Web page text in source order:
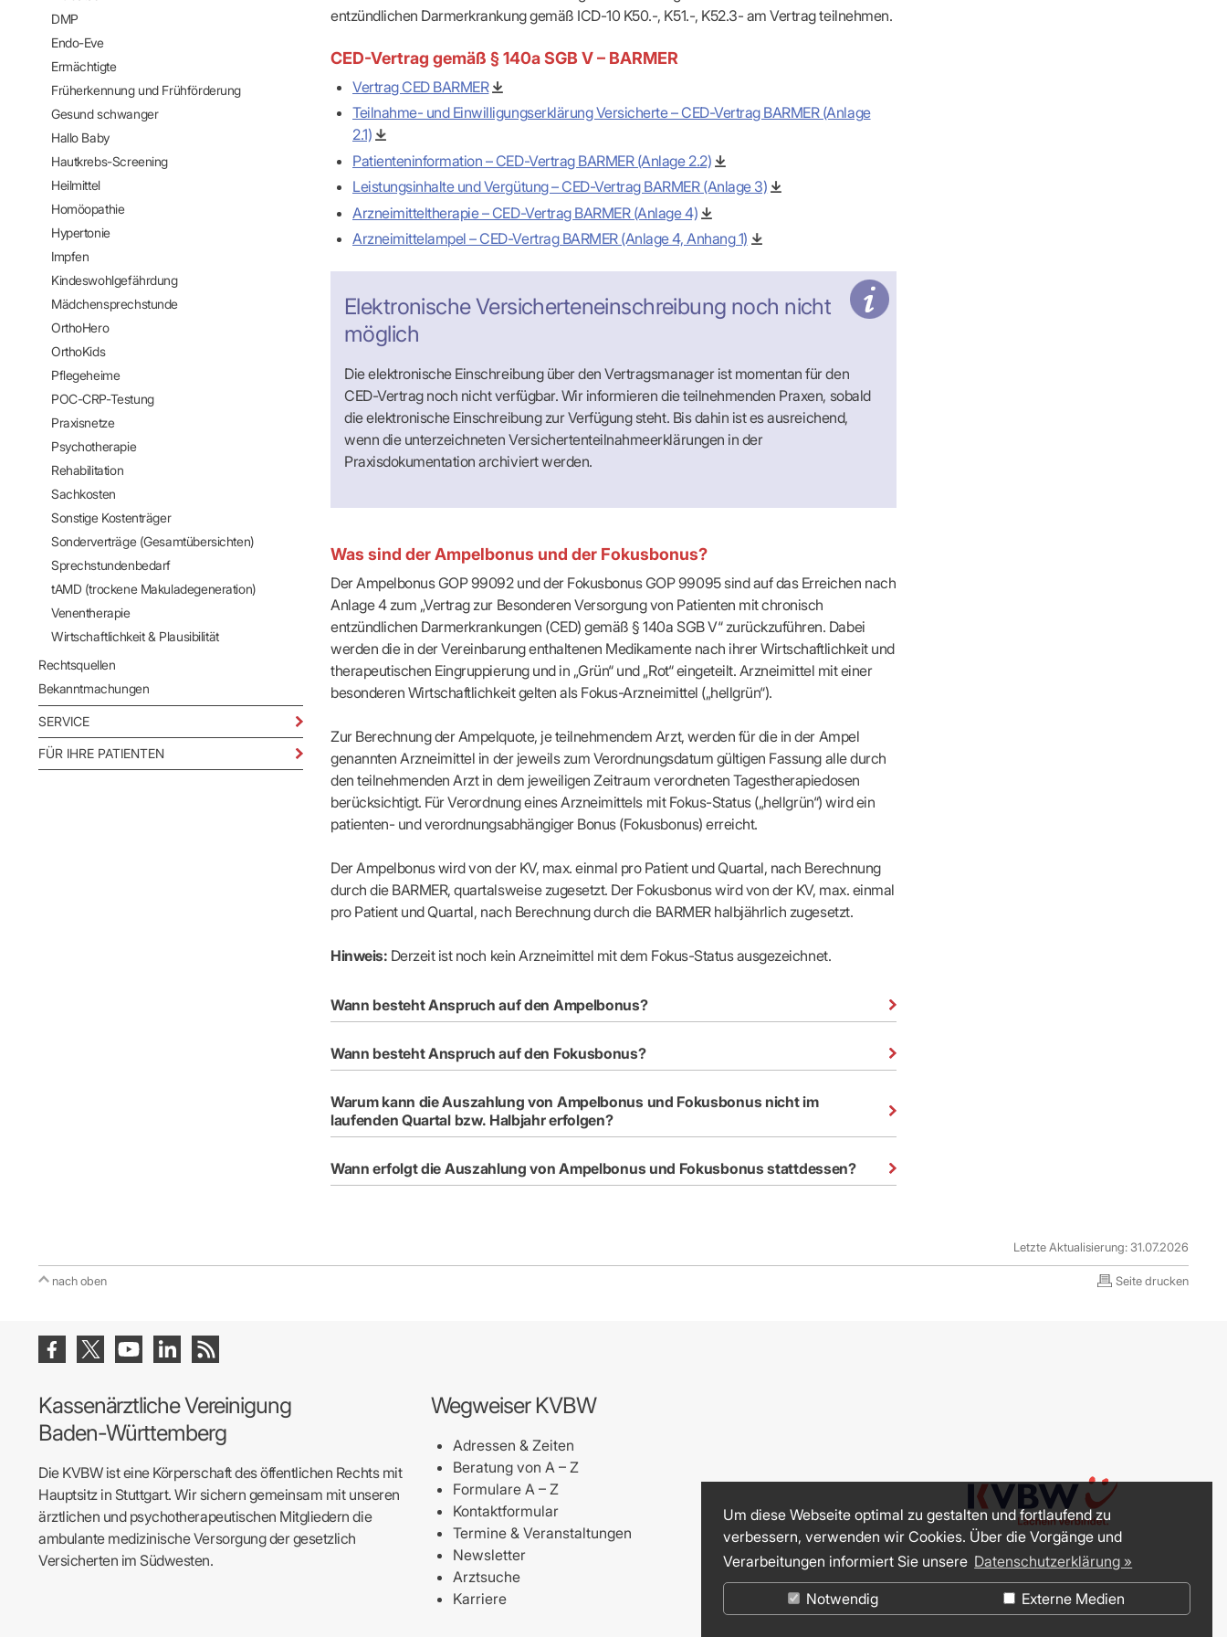
Arbeitsunfähigkeitsbescheinigung (AU)
DMP
Endo-Eve
Ermächtigte
Früherkennung und Frühförderung
Gesund schwanger
Hallo Baby
Hautkrebs-Screening
Heilmittel
Homöopathie
Hypertonie
Impfen
Kindeswohlgefährdung
Mädchensprechstunde
OrthoHero
OrthoKids
Pflegeheime
POC-CRP-Testung
Praxisnetze
Psychotherapie
Rehabilitation
Sachkosten
Sonstige Kostenträger
Sonderverträge (Gesamtübersichten)
Sprechstundenbedarf
tAMD (trockene Makuladegeneration)
Venentherapie
Wirtschaftlichkeit & Plausibilität
Rechtsquellen
Bekanntmachungen
SERVICE
FÜR IHRE PATIENTEN
entzündlichen Darmerkrankung gemäß ICD-10 K50.-, K51.-, K52.3- am Vertrag teilnehmen.
CED-Vertrag gemäß § 140a SGB V – BARMER
Vertrag CED BARMER
Teilnahme- und Einwilligungserklärung Versicherte – CED-Vertrag BARMER (Anlage
2.1)
Patienteninformation – CED-Vertrag BARMER (Anlage 2.2)
Leistungsinhalte und Vergütung – CED-Vertrag BARMER (Anlage 3)
Arzneimitteltherapie – CED-Vertrag BARMER (Anlage 4)
Arzneimittelampel – CED-Vertrag BARMER (Anlage 4, Anhang 1)
Elektronische Versicherteneinschreibung noch nicht
möglich
Die elektronische Einschreibung über den Vertragsmanager ist momentan für den
CED-Vertrag noch nicht verfügbar. Wir informieren die teilnehmenden Praxen, sobald
die elektronische Einschreibung zur Verfügung steht. Bis dahin ist es ausreichend,
wenn die unterzeichneten Versichertenteilnahmeerklärungen in der
Praxisdokumentation archiviert werden.
Was sind der Ampelbonus und der Fokusbonus?
Der Ampelbonus GOP 99092 und der Fokusbonus GOP 99095 sind auf das Erreichen nach
Anlage 4 zum „Vertrag zur Besonderen Versorgung von Patienten mit chronisch
entzündlichen Darmerkrankungen (CED) gemäß § 140a SGB V“ zurückzuführen. Dabei
werden die in der Vereinbarung enthaltenen Medikamente nach ihrer Wirtschaftlichkeit und
therapeutischen Eingruppierung und in „Grün“ und „Rot“ eingeteilt. Arzneimittel mit einer
besonderen Wirtschaftlichkeit gelten als Fokus-Arzneimittel („hellgrün“).
Zur Berechnung der Ampelquote, je teilnehmendem Arzt, werden für die in der Ampel
genannten Arzneimittel in der jeweils zum Verordnungsdatum gültigen Fassung alle durch
den teilnehmenden Arzt in dem jeweiligen Zeitraum verordneten Tagestherapie­dosen
berücksichtigt. Für Verordnung eines Arzneimittels mit Fokus-Status („hellgrün“) wird ein
patienten- und verordnungsabhängiger Bonus (Fokusbonus) erreicht.
Der Ampelbonus wird von der KV, max. einmal pro Patient und Quartal, nach Berechnung
durch die BARMER, quartalsweise zugesetzt. Der Fokusbonus wird von der KV, max. einmal
pro Patient und Quartal, nach Berechnung durch die BARMER halbjährlich zugesetzt.
Hinweis: Derzeit ist noch kein Arzneimittel mit dem Fokus-Status ausgezeichnet.
Wann besteht Anspruch auf den Ampelbonus?
Wann besteht Anspruch auf den Fokusbonus?
Warum kann die Auszahlung von Ampelbonus und Fokusbonus nicht im
laufenden Quartal bzw. Halbjahr erfolgen?
Wann erfolgt die Auszahlung von Ampelbonus und Fokusbonus stattdessen?
Letzte Aktualisierung: 31.07.2026
nach oben Seite drucken
Kassenärztliche Vereinigung
Baden-Württemberg
Die KVBW ist eine Körperschaft des öffentlichen Rechts mit
Hauptsitz in Stuttgart. Wir sichern gemeinsam mit unseren
ärztlichen und psychotherapeutischen Mitgliedern die
ambulante medizinische Versorgung der gesetzlich
Versicherten im Südwesten.
Wegweiser KVBW
Adressen & Zeiten
Beratung von A – Z
Formulare A – Z
Kontaktformular
Termine & Veranstaltungen
Newsletter
Arztsuche
Karriere
Um diese Webseite optimal zu gestalten und fortlaufend zu
verbessern, verwenden wir Cookies. Über die Vorgänge und
Verarbeitungen informiert Sie unsere Datenschutzerklärung »
Notwendig Externe Medien